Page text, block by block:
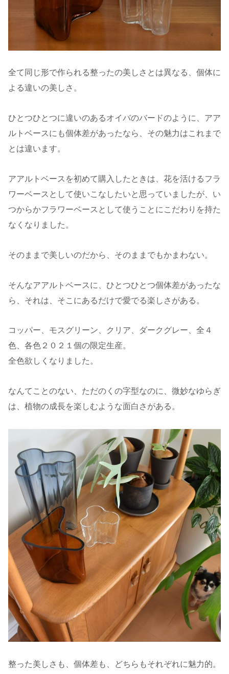
全て同じ形で作られる整ったの美しさとは異なる、個体に
よる違いの美しさ。
ひとつひとつに違いのあるオイバのバードのように、アア
ルトベースにも個体差があったなら、その魅力はこれまで
とは違います。
アアルトベースを初めて購入したときは、花を活けるフラ
ワーベースとして使いこなしたいと思っていましたが、い
つからかフラワーベースとして使うことにこだわりを持た
なくなりました。
そのままで美しいのだから、そのままでもかまわない。
そんなアアルトベースに、ひとつひとつ個体差があったな
ら、それは、そこにあるだけで愛でる楽しさがある。
コッパー、モスグリーン、クリア、ダークグレー、全４
色、各色２０２１個の限定生産。
全色欲しくなりました。
なんてことのない、ただのくの字型なのに、微妙なゆらぎ
は、植物の成長を楽しむような面白さがある。
整った美しさも、個体差も、どちらもそれぞれに魅力的。